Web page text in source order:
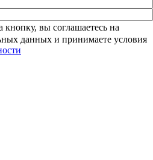
вы соглашаетесь на
данных и принимаете условия